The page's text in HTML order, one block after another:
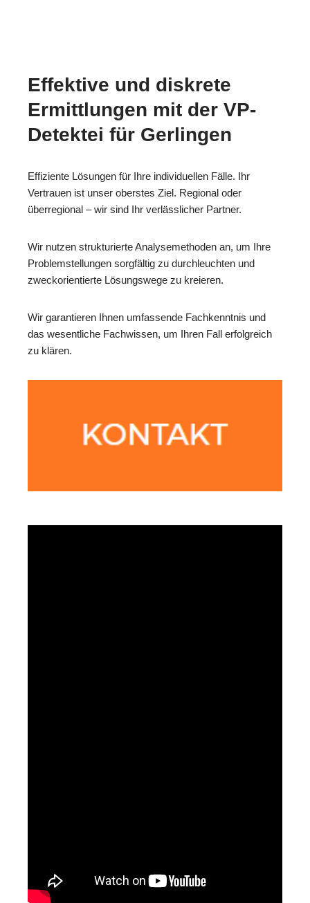
Effektive und diskrete
Ermittlungen mit der VP-
Detektei für Gerlingen
Effiziente Lösungen für Ihre individuellen Fälle. Ihr
Vertrauen ist unser oberstes Ziel. Regional oder
überregional – wir sind Ihr verlässlicher Partner.
Wir nutzen strukturierte Analysemethoden an, um Ihre
Problemstellungen sorgfältig zu durchleuchten und
zweckorientierte Lösungswege zu kreieren.
Wir garantieren Ihnen umfassende Fachkenntnis und
das wesentliche Fachwissen, um Ihren Fall erfolgreich
zu klären.